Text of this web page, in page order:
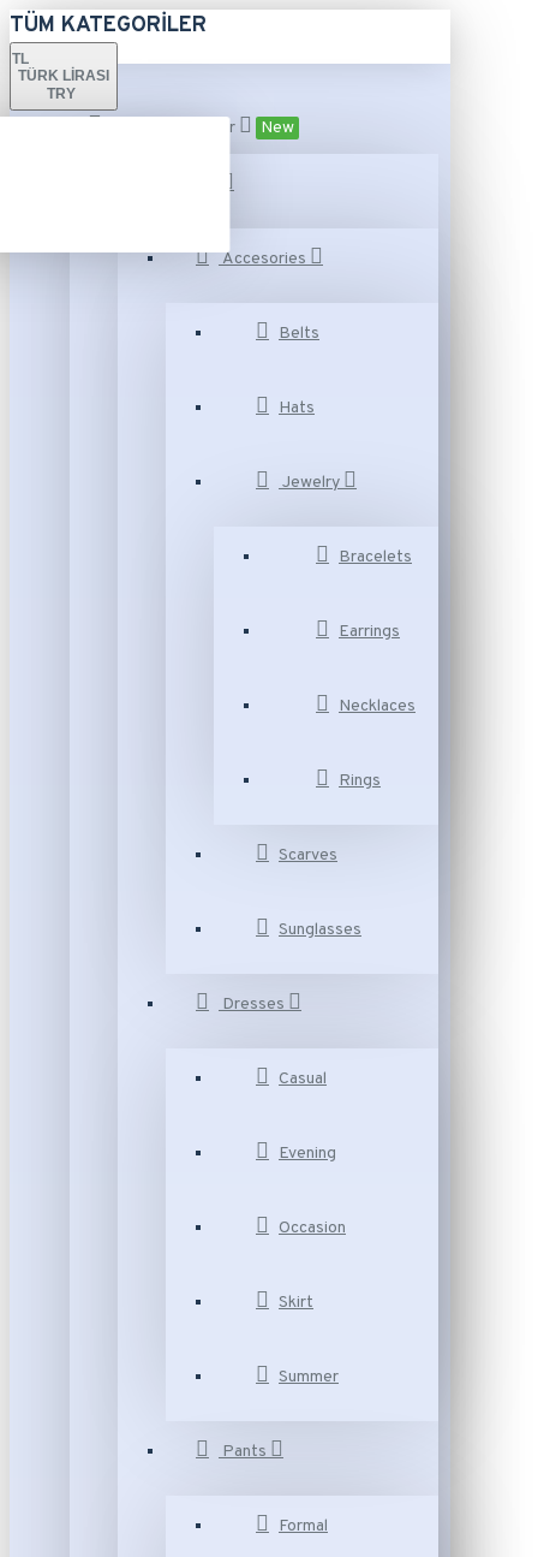
TÜM KATEGORILER
TL
TÜRK LIRASI
TRY
Tüm Kategoriler New
Accesories
Belts
Hats
Jewelry
Bracelets
Earrings
Necklaces
Rings
Scarves
Sunglasses
Dresses
Casual
Evening
Occasion
Skirt
Summer
Pants
Formal